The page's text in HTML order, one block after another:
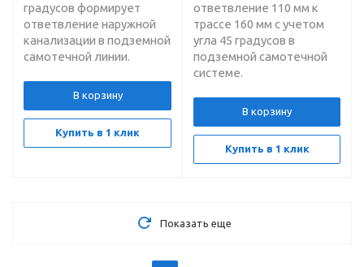
градусов формирует
ответвление наружной
канализации в подземной
самотечной линии.
В корзину
Купить в 1 клик
ответвление 110 мм к
трассе 160 мм с учетом
угла 45 градусов в
подземной самотечной
системе.
В корзину
Купить в 1 клик
Показать еще